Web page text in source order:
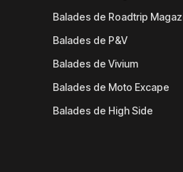
Balades de Roadtrip
Balades de P&V
Balades de Vivium
Balades de Moto Excape
Balades de High Side